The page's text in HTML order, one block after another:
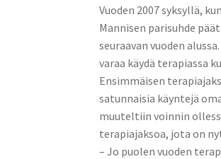
Vuoden 2007 syksyllä,
Mannisen parisuhde
seuraavan vuoden
varaa käydä terapiassa
Ensimmäisen
satunnaisia käyntejä
muuteltiin voinnin
terapiajaksoa, jota on
– Jo puolen vuoden